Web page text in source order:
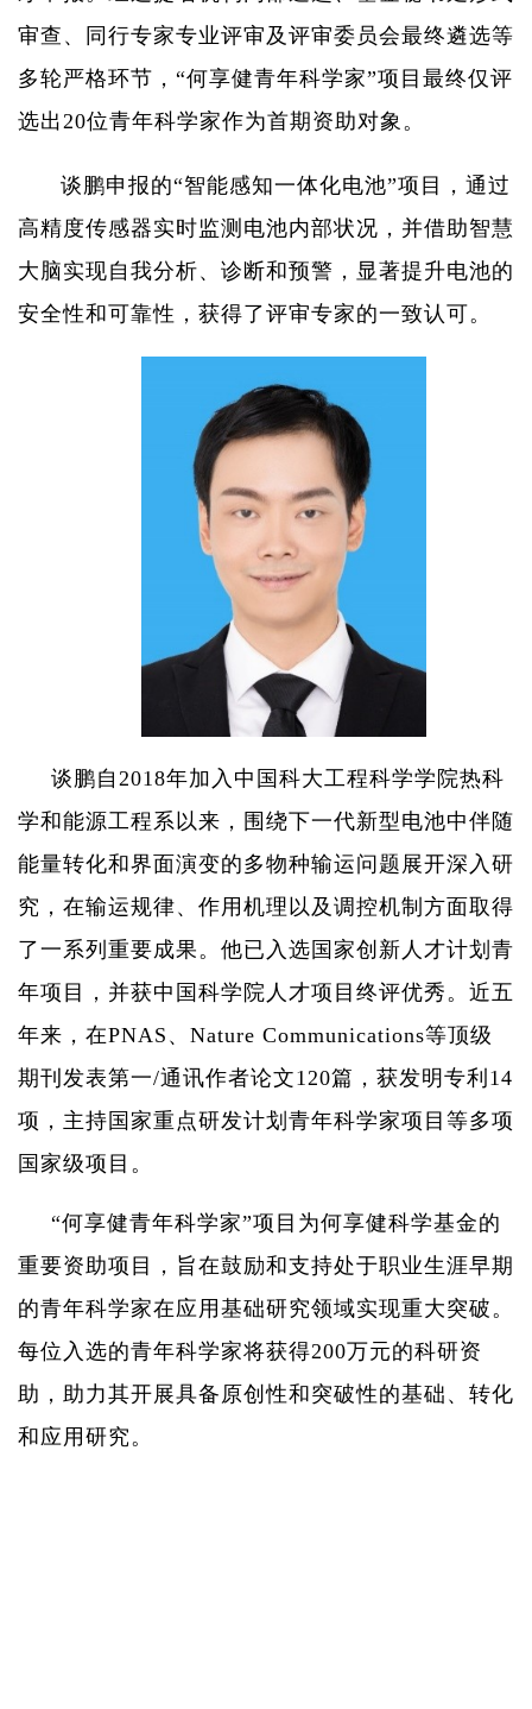
审查、同行专家专业评审及评审委员会最终遴选等
多轮严格环节，“何享健青年科学家”项目最终仅评
选出 20位青年科学家作为首期资助对象。
谈鹏申报的“智能感知一体化电池”项目，通过
高精度传感器实时监测电池内部状况，并借助智慧
大脑实现自我分析、诊断和预警，显著提升电池的
安全性和可靠性，获得了评审专家的一致认可。
谈鹏自 2018年加入中国科大工程科学学院热科
学和能源工程系以来，围绕下一代新型电池中伴随
能量转化和界面演变的多物种输运问题展开深入研
究，在输运规律、作用机理以及调控机制方面取得
了一系列重要成果。他已入选国家创新人才计划青
年项目，并获中国科学院人才项目终评优秀。近五
年来，在PNAS 、 Nature Communications等顶级
期刊发表第一/通讯作者论文120篇，获发明专利 14
项，主持国家重点研发计划青年科学家项目等多项
国家级项目。
“何享健青年科学家”项目为何享健科学基金的
重要资助项目，旨在鼓励和支持处于职业生涯早期
的青年科学家在应用基础研究领域实现重大突破。
每位入选的青年科学家将获得200万元的科研资
助，助力其开展具备原创性和突破性的基础、转化
和应用研究。